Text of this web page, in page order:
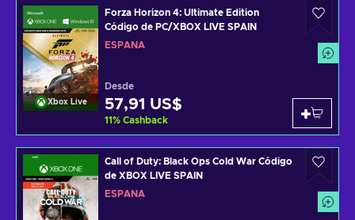
Xbox Live
Forza Horizon 4: Ultimate Edition
Código de PC/XBOX LIVE SPAIN
ESPAÑA
Desde
57,91 US$
11% Cashback
Call of Duty: Black Ops Cold War Código
de XBOX LIVE SPAIN
ESPAÑA